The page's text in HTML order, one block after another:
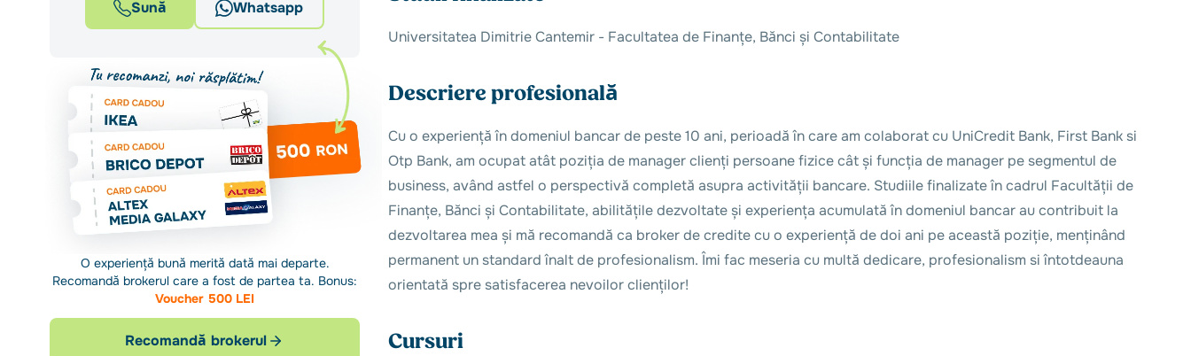
Sună Whatsapp
O experiență bună merită dată mai departe.
Recomandă brokerul care a fost de partea ta. Bonus:
Voucher 500 LEI
Recomandă brokerul
Universitatea Dimitrie Cantemir - Facultatea de Finanțe, Bănci și Contabilitate
Descriere profesională
Cu o experiență în domeniul bancar de peste 10 ani, perioadă în care am colaborat cu UniCredit Bank, First Bank si
Otp Bank, am ocupat atât poziția de manager clienți persoane fizice cât și funcția de manager pe segmentul de
business, având astfel o perspectivă completă asupra activității bancare. Studiile finalizate în cadrul Facultății de
Finanțe, Bănci și Contabilitate, abilitățile dezvoltate și experiența acumulată în domeniul bancar au contribuit la
dezvoltarea mea și mă recomandă ca broker de credite cu o experiență de doi ani pe această poziție, menținând
permanent un standard înalt de profesionalism. Îmi fac meseria cu multă dedicare, profesionalism si întotdeauna
orientată spre satisfacerea nevoilor clienților!
Cursuri